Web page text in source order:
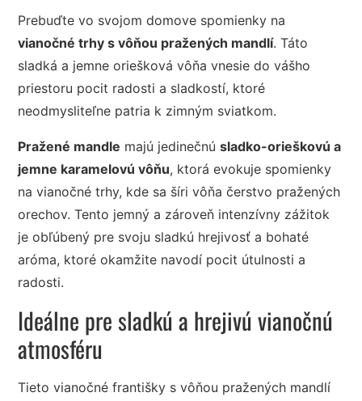
Prebuďte vo svojom domove spomienky na
vianočné trhy s vôňou pražených mandlí. Táto
sladká a jemne oriešková vôňa vnesie do vášho
priestoru pocit radosti a sladkostí, ktoré
neodmysliteľne patria k zimným sviatkom.
Pražené mandle majú jedinečnúsladko-orieškovú a
jemne karamelovú vôňu, ktorá evokuje spomienky
na vianočné trhy, kde sa šíri vôňa čerstvo pražených
orechov. Tento jemný a zároveň intenzívny zážitok
je obľúbený pre svoju sladkú hrejivosť a bohaté
aróma, ktoré okamžite navodí pocit útulnosti a
radosti.
Ideálne pre sladkú a hrejivú vianočnú
atmosféru
Tieto vianočné františky s vôňou pražených mandlí